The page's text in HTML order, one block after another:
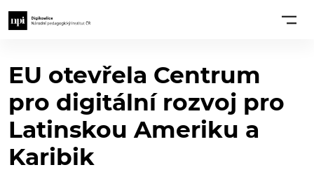
EU otevřela Centrum
pro digitální rozvoj pro
Latinskou Ameriku a
Karibik